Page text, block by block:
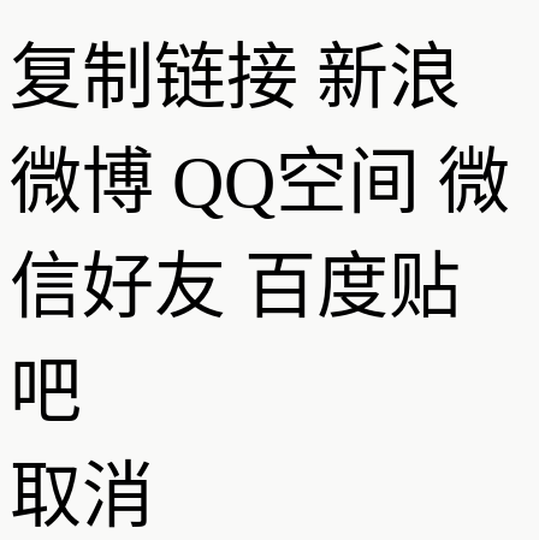
复制链接 新浪
微博 QQ空间 微
信好友 百度贴
吧
取消